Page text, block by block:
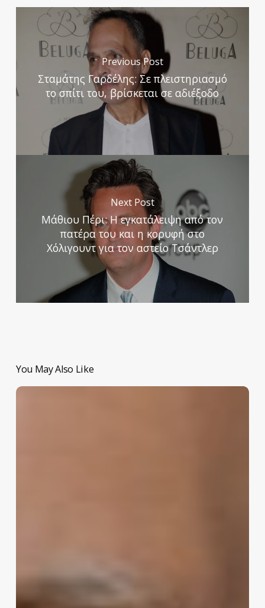
Previous Post
Σταμάτης Γαρδέλης: Σε πλειστηριασμό
το σπίτι του, βρίσκεται σε αδιέξοδο
Next Post
Μάθιου Πέρι: Η εγκατάλειψη από τον
πατέρα του και η κορυφή στο
Χόλιγουντ για τον αστείο Τσάντλερ
You May Also Like